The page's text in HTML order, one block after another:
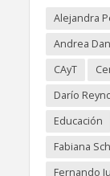
Alejandra
Andrea
CAyT
Darío
Educación
Fabiana
Fernando